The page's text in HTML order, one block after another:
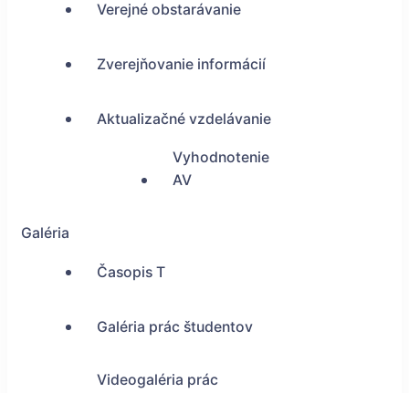
Verejné obstarávanie
Zverejňovanie informácií
Aktualizačné vzdelávanie
Vyhodnotenie
AV
Galéria
Časopis T
Galéria prác študentov
Videogaléria prác